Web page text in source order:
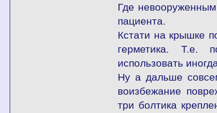
Где
пациента.
Кстати на крышке
герметика. Т.е.
использовать
Ну а дальше
воизбежание
три болтика